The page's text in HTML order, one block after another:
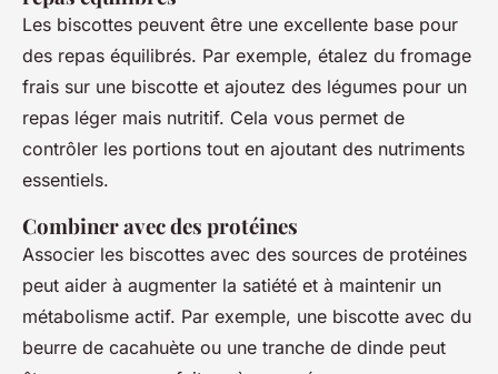
Les biscottes peuvent être une excellente base pour
des repas équilibrés. Par exemple, étalez du fromage
frais sur une biscotte et ajoutez des légumes pour un
repas léger mais nutritif. Cela vous permet de
contrôler les portions tout en ajoutant des nutriments
essentiels.
Combiner avec des protéines
Associer les biscottes avec des sources de protéines
peut aider à augmenter la satiété et à maintenir un
métabolisme actif. Par exemple, une biscotte avec du
beurre de cacahuète ou une tranche de dinde peut